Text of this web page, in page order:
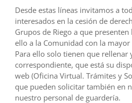
Desde estas líneas invitamos a
interesados en la cesión de
Grupos de Riego a que
ello a la Comunidad con la
Para ello solo tienen que
correspondiente, que está su
web (Oficina Virtual. Trámites y
que pueden solicitar también en
nuestro personal de guardería.